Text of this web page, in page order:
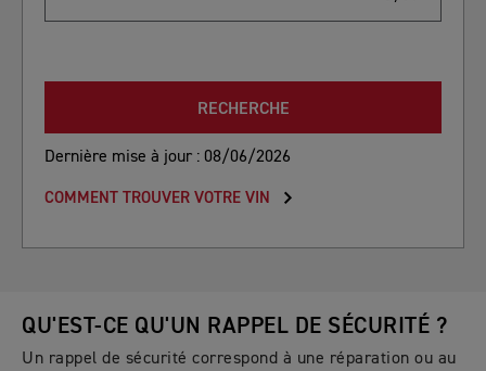
RECHERCHE
Dernière mise à jour : 08/06/2026
COMMENT TROUVER VOTRE VIN
QU'EST-CE QU'UN RAPPEL DE SÉCURITÉ ?
Un rappel de sécurité correspond à une réparation ou au